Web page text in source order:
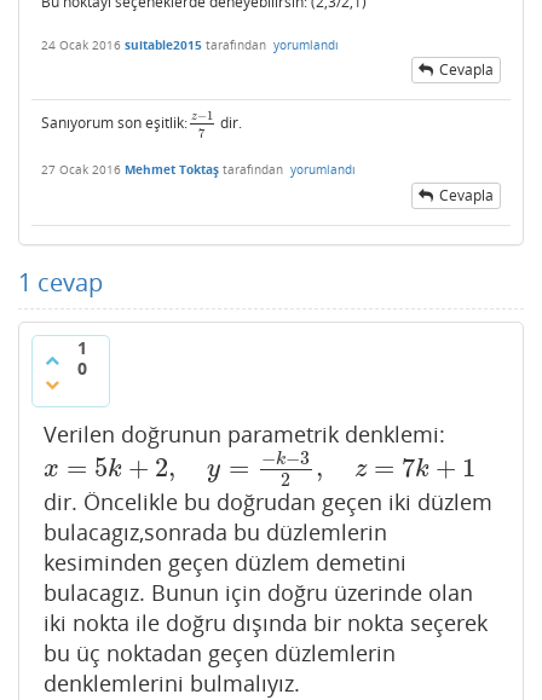
24 Ocak 2016 suitable2015 tarafından yorumlandı
Cevapla
Sanıyorum son eşitlik: z−1
7
z−17 dir.
27 Ocak 2016 Mehmet Toktaş tarafından yorumlandı
Cevapla
1 cevap
1
0
Verilen doğrunun parametrik denklemi:
x = 5k + 2, y = −k−3
2
, z = 7k + 1
x= 5k +2,y =− k− z= 7k +1
dir. Öncelikle bu doğrudan geçen iki düzlem
bulacagız,sonrada bu düzlemlerin
kesiminden geçen düzlem demetini
bulacagız. Bunun için doğru üzerinde olan
iki nokta ile doğru dışında bir nokta seçerek
bu üç noktadan geçen düzlemlerin
denklemlerini bulmalıyız.